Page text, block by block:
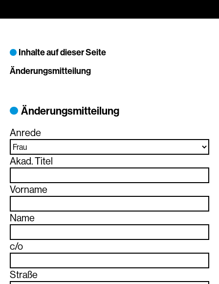
Inhalte auf dieser Seite
Änderungsmitteilung
Änderungsmitteilung
Anrede
Akad. Titel
Vorname
Name
c/o
Straße